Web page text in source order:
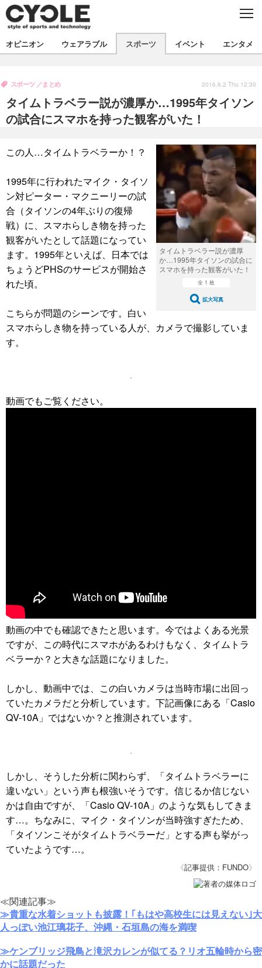
C
E
製品/用品
衣類
飲食
バックナンバー
コラム
インプレ
ボイス
デバイス
ビジネス
国内
スポーツ
選手
写真
動画
試乗会
スポーツ
ツアー
文化
芸能
出版／映画
話題
ファッション
デザイン
写真
動画
ライフ
社会
政治
ハウツー
オピニオン ウェアラブル スポーツ イベント エンタメ
タイムトラベラー説が濃厚か…1995年タイソン
の試合にスマホを持った観客がいた！
スポーツ まとめ 2016.6.2 Thu 12:30
タイムトラベラー説が濃厚
か…1995年タイソンの試合に
スマホを持った観客がいた！
全 1 枚
拡大写真
この人…タイムトラベラーか！？
1995年に行われたマイク・タイソ
ン対ピーター・マクニーリーの試
合（タイソンの4年ぶりの復帰
戦）に、スマホらしき物を持った
観客がいたとして話題になってい
ます。1995年といえば、日本では
ちょうどPHSのサービスが開始さ
れた頃。
こちらが問題のシーンです。白い
スマホらしき物を持っている人が、カメラで撮影していま
す。
動画でもご覧ください。
動画の中でも確認できたと思います。今ではよくある光景
ですが、この時代にスマホがあるわけもなく、タイムトラ
ベラーか？と大きな話題になりました。
しかし、動画中では、この白いカメラは当時市場に出回っ
ていたカメラだと分析しています。下記画像にある「Casio
QV-10A」ではないか？と推測されています。
しかし、そうした分析に関わらず、「タイムトラベラーに
違いない」という声も根強いそうです。信じるか信じない
かは自由ですが、「Casio QV-10A」のような気もしてきま
す…。ちなみに、マイク・タイソンが当時強すぎたため、
「タイソンこそがタイムトラベラーだ」とする声も挙がっ
ていたようです…。
《記事提供：FUNDO》
≪関連記事≫
≫貴重な水着ショットも披露！｢もはや高校生には見えない｣大
人っぽい池江璃花子、沖縄・石垣島の海を満喫
≫ケンブリッジ飛鳥と滝沢カレンが似てる？リオ五輪時から密
かに話題だった